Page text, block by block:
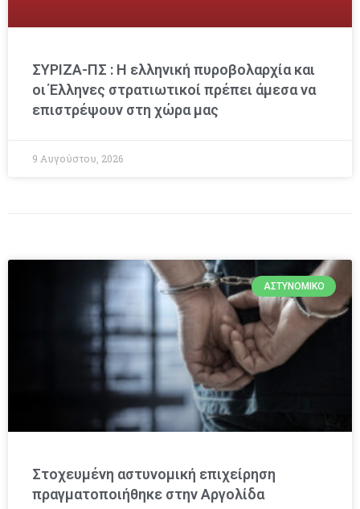
ΣΥΡΙΖΑ-ΠΣ : Η ελληνική πυροβολαρχία και
οι Έλληνες στρατιωτικοί πρέπει άμεσα να
επιστρέψουν στη χώρα μας
9 Αυγούστου, 2026
ΑΣΤΥΝΟΜΙΚΌ
Στοχευμένη αστυνομική επιχείρηση
πραγματοποιήθηκε στην Αργολίδα